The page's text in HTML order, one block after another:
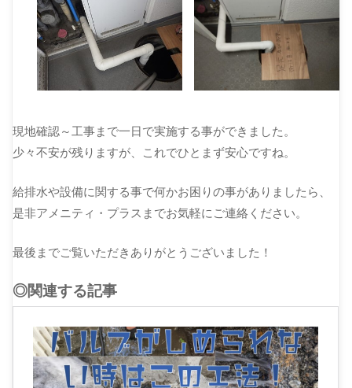
現地確認～工事まで一日で実施する事ができました。
少々不安が残りますが、これでひとまず安心ですね。
給排水や設備に関する事で何かお困りの事がありましたら、
是非アメニティ・プラスまでお気軽にご連絡ください。
最後までご覧いただきありがとうございました！
◎関連する記事